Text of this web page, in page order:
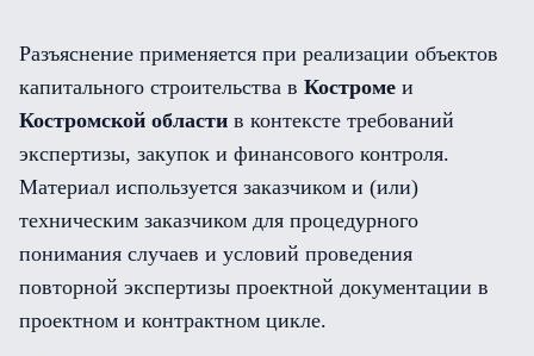
Разъяснение применяется при реализации объектов
капитального строительства в Костроме и
Костромской области в контексте требований
экспертизы, закупок и финансового контроля.
Материал используется заказчиком и (или)
техническим заказчиком для процедурного
понимания случаев и условий проведения
повторной экспертизы проектной документации в
проектном и контрактном цикле.